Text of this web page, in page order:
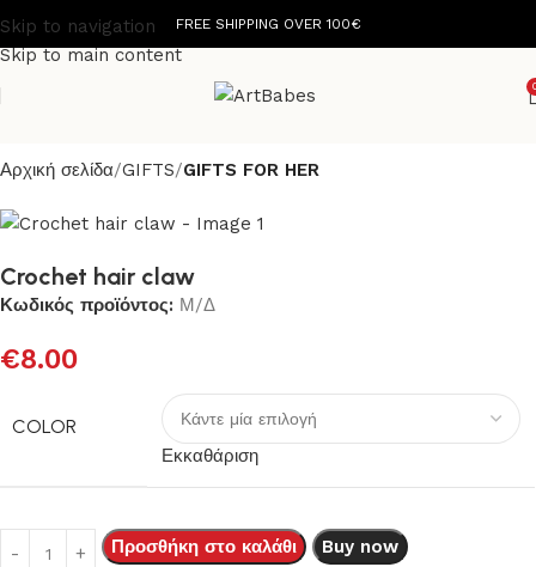
Skip to navigation
Skip to main content
FREE SHIPPING OVER 100€
Αρχική σελίδα GIFTS GIFTS FOR HER
Crochet hair claw
Κωδικός προϊόντος: Μ/Δ
€8.00
COLOR
Εκκαθάριση
Προσθήκη στο καλάθι Buy now